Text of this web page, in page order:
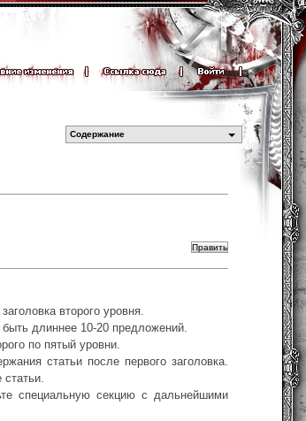
Содержание
второго уровня.
длиннее 10-20 предложений.
по пятый уровни.
статьи после первого заголовка.
статьи.
специальную секцию с дальнейшими